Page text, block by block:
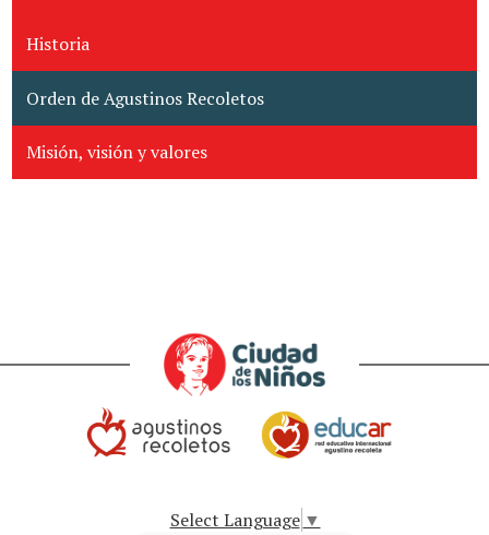
Historia
Orden de Agustinos Recoletos
Misión, visión y valores
Select Language ▼